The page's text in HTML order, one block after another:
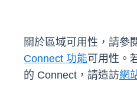
關於區域可用性，請參
Connect 功能可用性。
的 Connect，請造訪網